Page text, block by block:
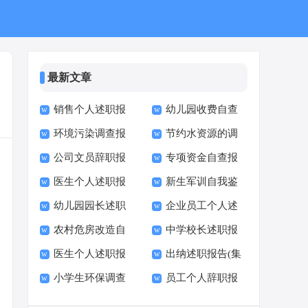
最新文章
销售个人述职报
告
幼儿园收费自查
报告(集锦15篇)
环境污染调查报
告合集15篇
节约水资源的调
查报告
公司文员辞职报
告(15篇)
专项资金自查报
告(集合15篇)
医生个人述职报
告汇编15篇
新生军训自我鉴
定
幼儿园园长述职
报告(15篇)
企业员工个人述
职报告(精选15篇)
农村危房改造自
查报告
中学校长述职报
告15篇
医生个人述职报
告(汇编15篇)
出纳述职报告(集
锦15篇)
小学生环保调查 员工个人辞职报